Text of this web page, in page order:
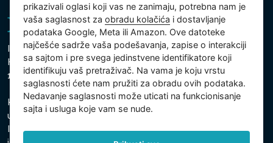
Intex Trading, s.r.o.
Hradecká 2526/3
130 00 Prag 3 - Češka Republika
Kompanija je upisana kod Gradski sud u Pragu, odeljak C,
ulozak 74759
Identifikacioni broj kompanije: 26150808, Poreski
prikazivali oglasi koji vas ne zanimaju, potrebna nam je
vaša saglasnost zaobradu kolačića i dostavljanje
podataka Google, Meta ili Amazon. Ove datoteke
najčešće sadrže vaša podešavanja, zapise o interakciji
sa sajtom i pre svega jedinstvene identifikatore koji
identifikuju vaš pretraživač. Na vama je koju vrstu
saglasnosti ćete nam pružiti za obradu ovih podataka.
Nedavanje saglasnosti može uticati na funkcionisanje
sajta i usluga koje vam se nude.